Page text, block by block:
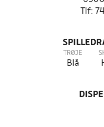
Tlf:
TRØJE
Blå